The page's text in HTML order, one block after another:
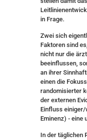
in Frage.
Zwei sich
Faktoren sind
nicht nur die
beeinflussen,
an ihrer
einen die
randomisierter
der externen
Einfluss
Eminenz) - eine
In der täglichen